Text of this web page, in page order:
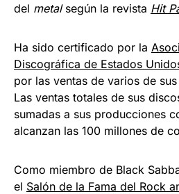
del metalsegún la revista Hit
Ha sido certificado por la
Discográfica de Estados
por las ventas de varios de
Las ventas totales de sus
sumadas a sus producciones
alcanzan las 100 millones de
Como miembro de Black
el Salón de la Fama del Rock